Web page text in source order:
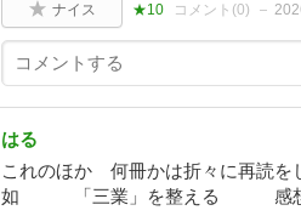
ナイス ★10 コメント(0)
はる
これのほか 何冊かは折々に再
如 「三業」を整える 感想は